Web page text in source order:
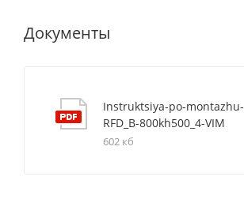
Документы
Instruktsiya-po-montazhu-
RFD_B-800kh500_4-VIM
602 кб